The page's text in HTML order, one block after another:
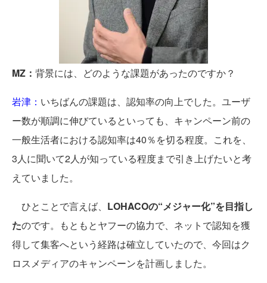
MZ： 背景には、どのような課題があったのですか？
岩津： いちばんの課題は、認知率の向上でした。ユーザ
ー数が順調に伸びているといっても、キャンペーン前の
一般生活者における認知率は40％を切る程度。これを、
3人に聞いて2人が知っている程度まで引き上げたいと考
えていました。
ひとことで言えば、 LOHACOの“メジャー化”を目指し
たのです。もともとヤフーの協力で、ネットで認知を獲
得して集客へという経路は確立していたので、今回はク
ロスメディアのキャンペーンを計画しました。